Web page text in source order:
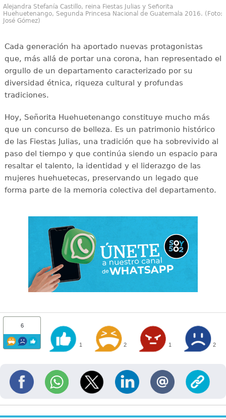
Alejandra Stefanía Castillo, reina Fiestas Julias y Señorita
Huehuetenango, Segunda Princesa Nacional de Guatemala 2016. (Foto:
José Gómez)
Cada generación ha aportado nuevas protagonistas
que, más allá de portar una corona, han representado el
orgullo de un departamento caracterizado por su
diversidad étnica, riqueza cultural y profundas
tradiciones.
Hoy, Señorita Huehuetenango constituye mucho más
que un concurso de belleza. Es un patrimonio histórico
de las Fiestas Julias, una tradición que ha sobrevivido al
paso del tiempo y que continúa siendo un espacio para
resaltar el talento, la identidad y el liderazgo de las
mujeres huehuetecas, preservando un legado que
forma parte de la memoria colectiva del departamento.
6
1 2 1 2